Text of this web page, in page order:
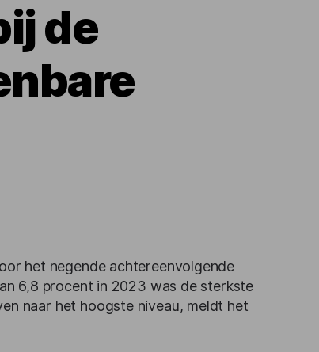
de
het negende achtereenvolgende
6,8 procent in 2023 was de sterkste
naar het hoogste niveau, meldt het